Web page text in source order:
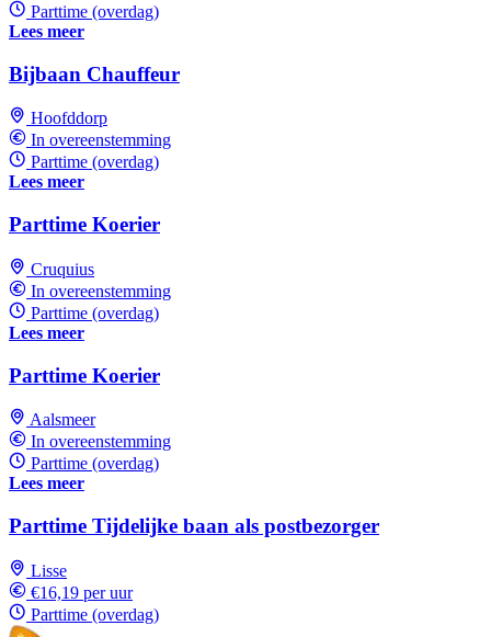
Parttime (overdag)
Lees meer
Bijbaan Chauffeur
Hoofddorp
In overeenstemming
Parttime (overdag)
Lees meer
Parttime Koerier
Cruquius
In overeenstemming
Parttime (overdag)
Lees meer
Parttime Koerier
Aalsmeer
In overeenstemming
Parttime (overdag)
Lees meer
Parttime Tijdelijke baan als postbezorger
Lisse
€16,19 per uur
Parttime (overdag)